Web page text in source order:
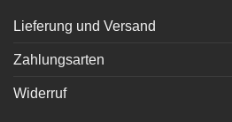
Lieferung und Versand
Zahlungsarten
Widerruf